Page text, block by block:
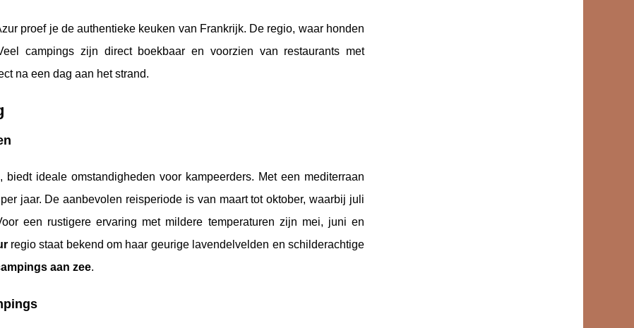
proef je de authentieke keuken van Frankrijk. De regio, waar honden
campings zijn direct boekbaar en voorzien van restaurants met
na een dag aan het strand.
ideale omstandigheden voor kampeerders. Met een mediterraan
jaar. De aanbevolen reisperiode is van maart tot oktober, waarbij juli
een rustigere ervaring met mildere temperaturen zijn mei, juni en
regio staat bekend om haar geurige lavendelvelden en schilderachtige
aan zee.